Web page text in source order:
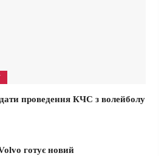
проведення КЧС з волейболу
готує новий